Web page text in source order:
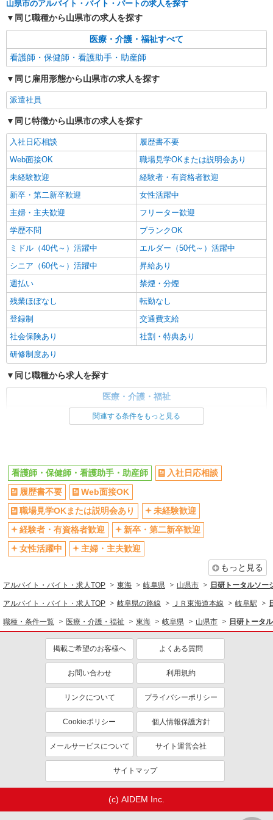
山県市のアルバイト・バイト・パートの求人を探す
同じ職種から山県市の求人を探す
医療・介護・福祉すべて
看護師・保健師・看護助手・助産師
同じ雇用形態から山県市の求人を探す
派遣社員
同じ特徴から山県市の求人を探す
入社日応相談
履歴書不要
Web面接OK
職場見学OKまたは説明会あり
未経験歓迎
経験者・有資格者歓迎
新卒・第二新卒歓迎
女性活躍中
主婦・主夫歓迎
フリーター歓迎
学歴不問
ブランクOK
ミドル（40代～）活躍中
エルダー（50代～）活躍中
シニア（60代～）活躍中
昇給あり
週払い
禁煙・分煙
残業ほぼなし
転勤なし
登録制
交通費支給
社会保険あり
社割・特典あり
研修制度あり
同じ職種から求人を探す
医療・介護・福祉
看護師・保健師・看護助手・助産師
交通費支給
社会保険あり
関連する条件をもっと見る
看護師・保健師・看護助手・助産師
入社日応相談
履歴書不要
Web面接OK
職場見学OKまたは説明会あり
未経験歓迎
経験者・有資格者歓迎
新卒・第二新卒歓迎
女性活躍中
主婦・主夫歓迎
もっと見る
アルバイト・バイト・求人TOP 東海 岐阜県 山県市 日研トータルソ
アルバイト・バイト・求人TOP 岐阜県の路線 ＪＲ東海道本線 岐阜駅
職種・条件一覧 医療・介護・福祉 東海 岐阜県 山県市 日研トータ
掲載ご希望のお客様へ よくある質問
お問い合わせ 利用規約
リンクについて プライバシーポリシー
Cookieポリシー 個人情報保護方針
メールサービスについて サイト運営会社
サイトマップ
(c) AIDEM Inc.